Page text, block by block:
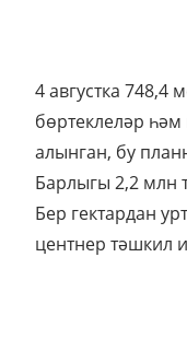
4 августка 748,4
бөртеклеләр
алынган, бу
Барлыгы 2,2 млн
Бер гектардан
центнер тәшкил